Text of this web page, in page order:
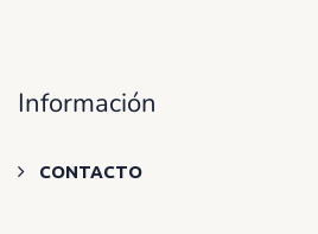
Información
CONTACTO